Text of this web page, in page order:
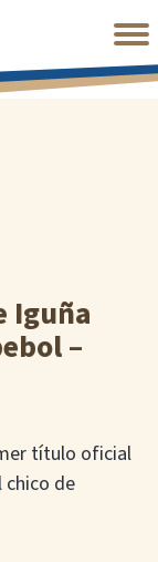
Iguña
–
título oficial
de